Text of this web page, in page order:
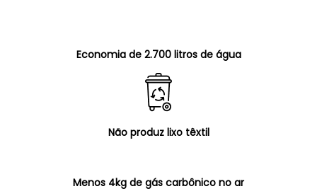
Economia de 2.700 litros de água
Não produz lixo têxtil
Menos 4kg de gás carbônico no ar